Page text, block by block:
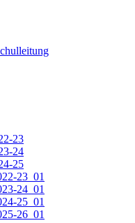
23
24
25
23_01
24_01
25_01
26_01